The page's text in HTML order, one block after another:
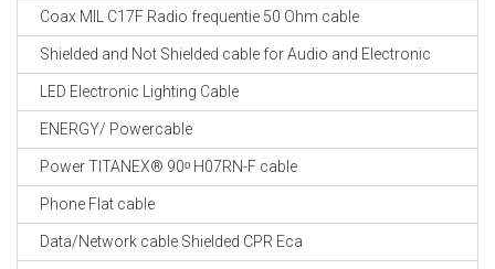
Coax MIL C17F Radio frequentie 50 Ohm cable
Shielded and Not Shielded cable for Audio and Electronic
LED Electronic Lighting Cable
ENERGY/ Powercable
Power TITANEX® 90ᵒ H07RN-F cable
Phone Flat cable
Data/Network cable Shielded CPR Eca